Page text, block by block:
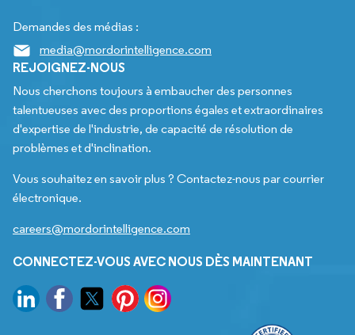
Demandes des médias :
media@mordorintelligence.com
REJOIGNEZ-NOUS
Nous cherchons toujours à embaucher des personnes
talentueuses avec des proportions égales et extraordinaires
d'expertise de l'industrie, de capacité de résolution de
problèmes et d'inclination.
Vous souhaitez en savoir plus ? Contactez-nous par courrier
électronique.
careers@mordorintelligence.com
CONNECTEZ-VOUS AVEC NOUS DÈS MAINTENANT